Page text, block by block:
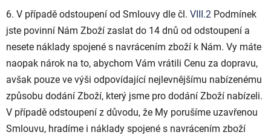
6. V případě odstoupení od Smlouvy dle čl. VIII.2 Podmínek
jste povinní Nám Zboží zaslat do 14 dnů od odstoupení a
nesete náklady spojené s navrácením zboží k Nám. Vy máte
naopak nárok na to, abychom Vám vrátili Cenu za dopravu,
avšak pouze ve výši odpovídající nejlevnějšímu nabízenému
způsobu dodání Zboží, který jsme pro dodání Zboží nabízeli.
V případě odstoupení z důvodu, že My porušíme uzavřenou
Smlouvu, hradíme i náklady spojené s navrácením zboží